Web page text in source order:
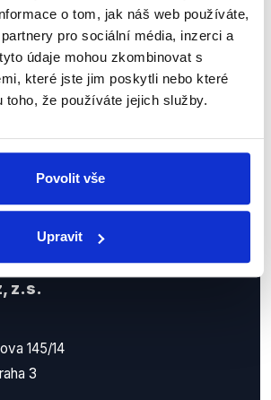
o tom, jak náš web používáte,
pro sociální média, inzerci a
údaje mohou zkombinovat s
které jste jim poskytli nebo které
že používáte jejich služby.
Povolit vše
Upravit
nejnovější události
Sdílením našich
podpoříte naši
z.s.
145/14
3